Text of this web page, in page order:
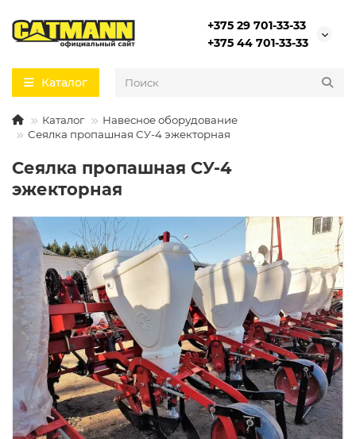
+375 29 701-33-33
+375 44 701-33-33
Каталог
Каталог
Навесное оборудование
Сеялка пропашная СУ-4 эжекторная
Сеялка пропашная СУ-4
эжекторная